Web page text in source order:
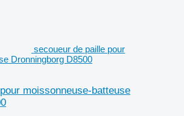
secoueur de paille pour
Dronningborg D8500
moissonneuse-batteuse